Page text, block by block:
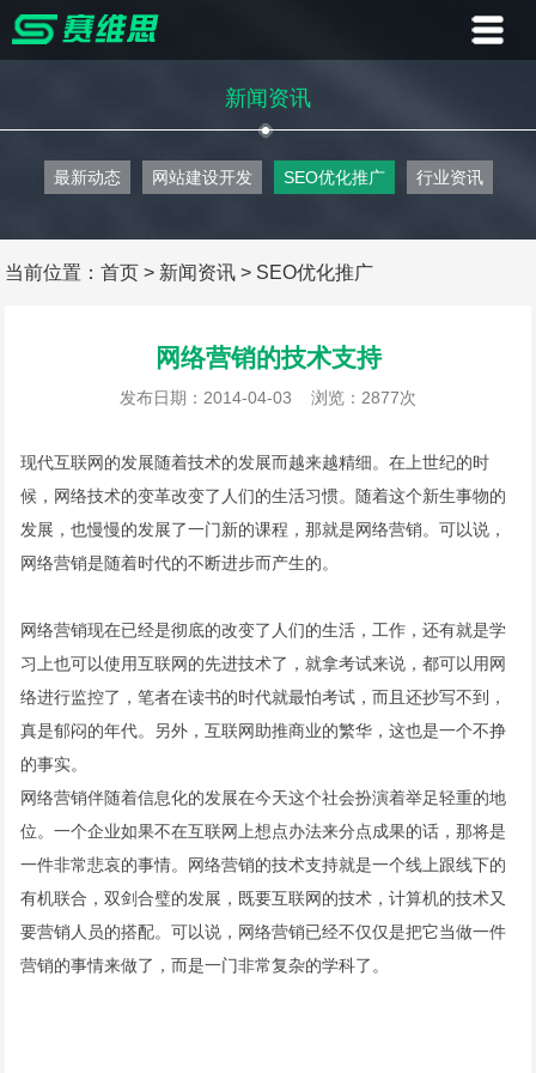
新闻资讯
最新动态 网站建设开发 SEO优化推广 行业资讯
当前位置：首页 > 新闻资讯 > SEO优化推广
网络营销的技术支持
发布日期：2014-04-03 浏览：2877次
现代互联网的发展随着技术的发展而越来越精细。在上世纪的时
候，网络技术的变革改变了人们的生活习惯。随着这个新生事物的
发展，也慢慢的发展了一门新的课程，那就是网络营销。可以说，
网络营销是随着时代的不断进步而产生的。
网络营销现在已经是彻底的改变了人们的生活，工作，还有就是学
习上也可以使用互联网的先进技术了，就拿考试来说，都可以用网
络进行监控了，笔者在读书的时代就最怕考试，而且还抄写不到，
真是郁闷的年代。另外，互联网助推商业的繁华，这也是一个不挣
的事实。
网络营销伴随着信息化的发展在今天这个社会扮演着举足轻重的地
位。一个企业如果不在互联网上想点办法来分点成果的话，那将是
一件非常悲哀的事情。网络营销的技术支持就是一个线上跟线下的
有机联合，双剑合璧的发展，既要互联网的技术，计算机的技术又
要营销人员的搭配。可以说，网络营销已经不仅仅是把它当做一件
营销的事情来做了，而是一门非常复杂的学科了。